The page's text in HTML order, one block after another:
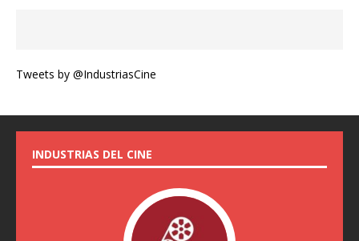
Tweets by @IndustriasCine
INDUSTRIAS DEL CINE